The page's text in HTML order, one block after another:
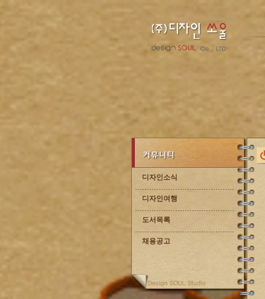
디자인소식
디자인여행
도서목록
채용공고